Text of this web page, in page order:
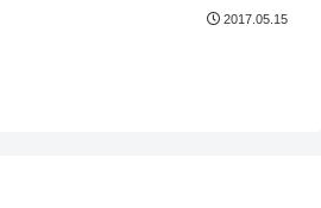
2017.05.15